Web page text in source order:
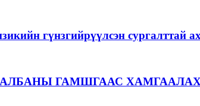
гүнзгийрүүлсэн сургалттай
ГАМШГААС